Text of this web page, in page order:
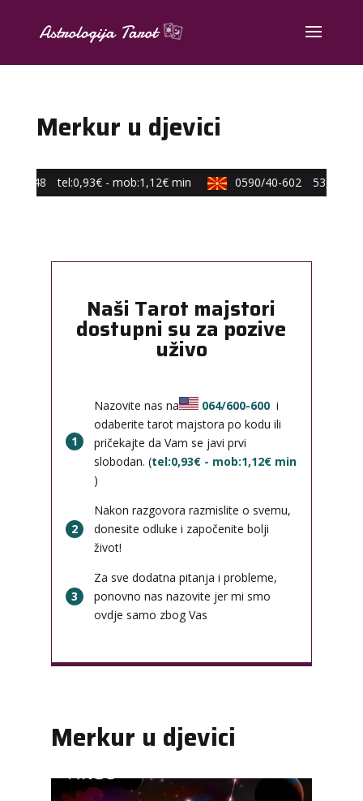
Merkur u djevici
tel:0,93€ - mob:1,12€ min 0590/40-602 53,10 ден./
Naši Tarot majstori
dostupni su za pozive
uživo
1
Nazovite nas na 064/600-600 i
odaberite tarot majstora po kodu ili
pričekajte da Vam se javi prvi
slobodan. (tel:0,93€ - mob:1,12€ min
)
2
Nakon razgovora razmislite o svemu,
donesite odluke i započenite bolji
život!
3
Za sve dodatna pitanja i probleme,
ponovno nas nazovite jer mi smo
ovdje samo zbog Vas
Merkur u djevici